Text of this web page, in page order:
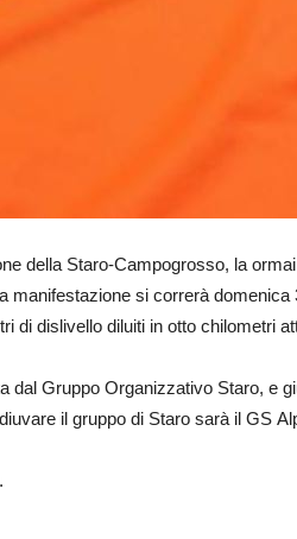
della Staro-Campogrosso, la
manifestazione si correrà
di dislivello diluiti in otto chilometri
dal Gruppo Organizzativo Staro, e
il gruppo di Staro sarà il GS